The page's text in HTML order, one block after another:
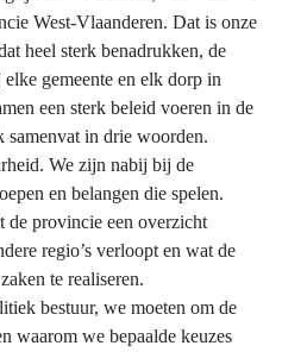
West-Vlaanderen. Dat is onze
heel sterk benadrukken, de
gemeente en elk dorp in
een sterk beleid voeren in de
samenvat in drie woorden.
We zijn nabij bij de
en belangen die spelen.
provincie een overzicht
regio’s verloopt en wat de
te realiseren.
bestuur, we moeten om de
waarom we bepaalde keuzes